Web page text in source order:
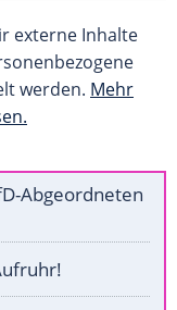
externe Inhalte
werden. Mehr
Abgeordneten